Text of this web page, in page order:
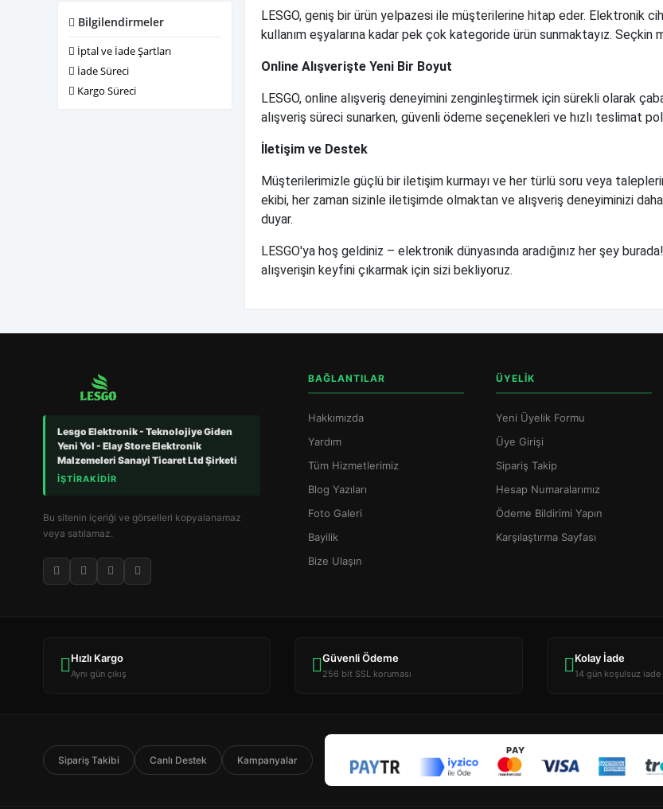
Bilgilendirmeler
İptal ve İade Şartları
İade Süreci
Kargo Süreci
LESGO, geniş bir ürün yelpazesi ile müşterilerine hitap eder. Elektronik
kullanım eşyalarına kadar pek çok kategoride ürün sunmaktayız.
Online Alışverişte Yeni Bir Boyut
LESGO, online alışveriş deneyimini zenginleştirmek için sürekli olarak
alışveriş süreci sunarken, güvenli ödeme seçenekleri ve hızlı teslimat
İletişim ve Destek
Müşterilerimizle güçlü bir iletişim kurmayı ve her türlü soru veya
ekibi, her zaman sizinle iletişimde olmaktan ve alışveriş deneyiminizi
duyar.
LESGO'ya hoş geldiniz – elektronik dünyasında aradığınız her şey
alışverişin keyfini çıkarmak için sizi bekliyoruz.
Lesgo Elektronik - Teknolojiye Giden
Yeni Yol - Elay Store Elektronik
Malzemeleri Sanayi Ticaret Ltd Şirketi
İŞTİRAKİDİR
Bu sitenin içeriği ve görselleri kopyalanamaz
veya satılamaz.
BAĞLANTILAR
Hakkımızda
Yardım
Tüm Hizmetlerimiz
Blog Yazıları
Foto Galeri
Bayilik
Bize Ulaşın
ÜYELİK
Yeni Üyelik Formu
Üye Girişi
Sipariş Takip
Hesap Numaralarımız
Ödeme Bildirimi Yapın
Karşılaştırma Sayfası
Hızlı Kargo
Aynı gün çıkış
Güvenli Ödeme
256 bit SSL koruması
Kolay İade
14 gün koşulsuz iade
Sipariş Takibi Canlı Destek Kampanyalar
PAY